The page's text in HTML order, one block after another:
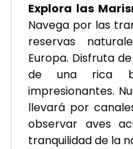
Explora las
Navega por las
reservas
Europa. Disfruta
de una rica
impresionantes.
llevará por
observar aves
tranquilidad de la